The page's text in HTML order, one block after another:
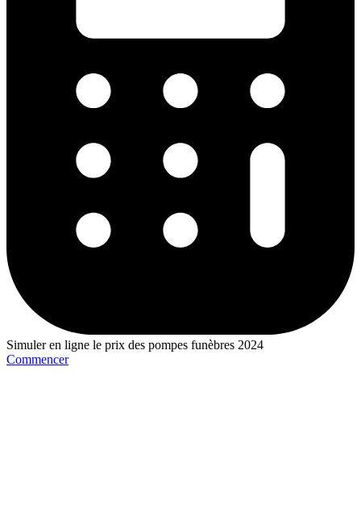
Simuler en ligne le prix des pompes funèbres 2024
Commencer